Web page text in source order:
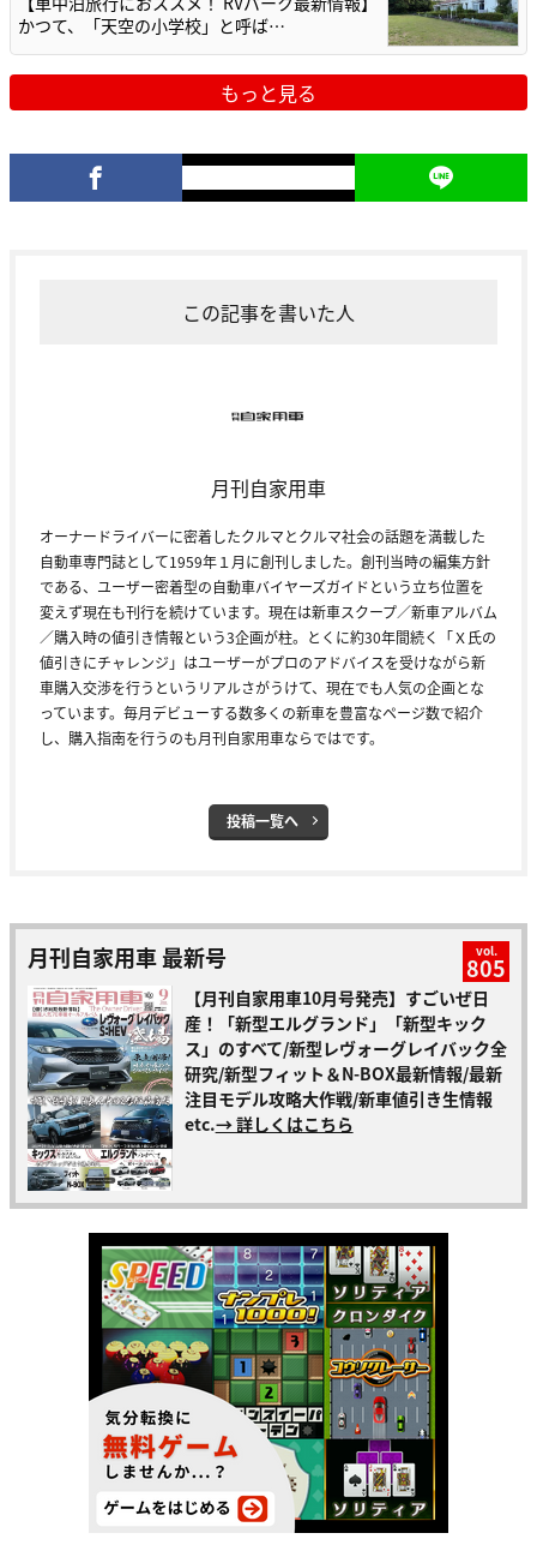
かつて、「天空の小学校」と呼ば…
もっと見る
この記事を書いた人
月刊自家用車
オーナードライバーに密着したクルマとクルマ社会の話題を満載した
自動車専門誌として1959年１月に創刊しました。創刊当時の編集方針
である、ユーザー密着型の自動車バイヤーズガイドという立ち位置を
変えず現在も刊行を続けています。現在は新車スクープ／新車アルバム
／購入時の値引き情報という3企画が柱。とくに約30年間続く「Ｘ氏の
値引きにチャレンジ」はユーザーがプロのアドバイスを受けながら新
車購入交渉を行うというリアルさがうけて、現在でも人気の企画とな
っています。毎月デビューする数多くの新車を豊富なページ数で紹介
し、購入指南を行うのも月刊自家用車ならではです。
投稿一覧へ
月刊自家用車 最新号 vol.
805
【月刊自家用車10月号発売】すごいぜ日
産！「新型エルグランド」「新型キック
ス」のすべて/新型レヴォーグレイバック全
研究/新型フィット＆N-BOX最新情報/最新
注目モデル攻略大作戦/新車値引き生情報
etc.→ 詳しくはこちら